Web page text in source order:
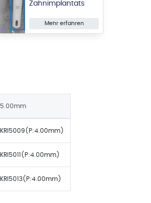
Zahnimplantats
Mehr erfahren
5.00mm
KRI5009(P:4.00mm)
KRI5011(P:4.00mm)
KRI5013(P:4.00mm)